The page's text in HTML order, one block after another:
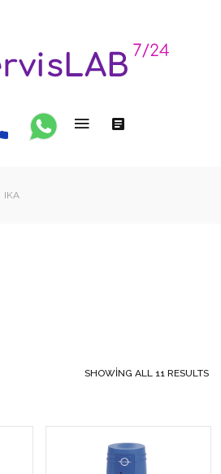
IKA
SHOWING ALL 11 RESULTS